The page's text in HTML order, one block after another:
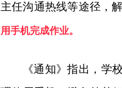
主任沟通热线等途径，
用手机完成作业。
《通知》指出，学